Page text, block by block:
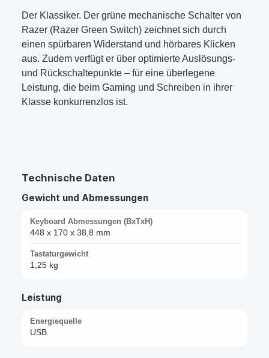
Der Klassiker. Der grüne mechanische Schalter von
Razer (Razer Green Switch) zeichnet sich durch
einen spürbaren Widerstand und hörbares Klicken
aus. Zudem verfügt er über optimierte Auslösungs-
und Rückschaltepunkte – für eine überlegene
Leistung, die beim Gaming und Schreiben in ihrer
Klasse konkurrenzlos ist.
Technische Daten
Gewicht und Abmessungen
Keyboard Abmessungen (BxTxH)
448 x 170 x 38,8 mm
Tastaturgewicht
1,25 kg
Leistung
Energiequelle
USB